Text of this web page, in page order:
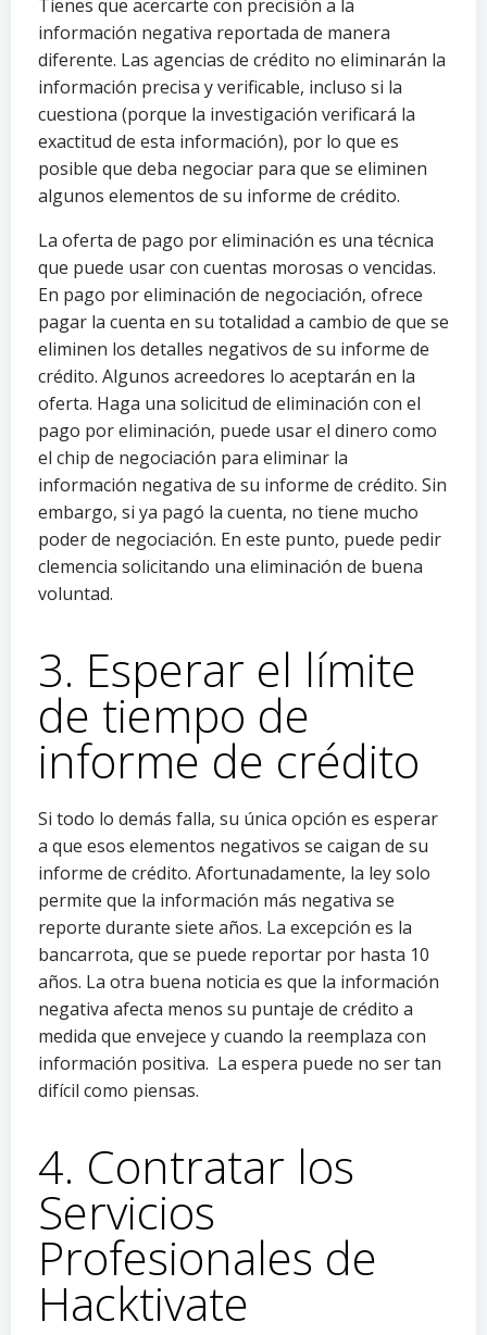
Tienes que acercarte con precisión a la
información negativa reportada de manera
diferente. Las agencias de crédito no eliminarán la
información precisa y verificable, incluso si la
cuestiona (porque la investigación verificará la
exactitud de esta información), por lo que es
posible que deba negociar para que se eliminen
algunos elementos de su informe de crédito.
La oferta de pago por eliminación es una técnica
que puede usar con cuentas morosas o vencidas.
En pago por eliminación de negociación, ofrece
pagar la cuenta en su totalidad a cambio de que se
eliminen los detalles negativos de su informe de
crédito. Algunos acreedores lo aceptarán en la
oferta. Haga una solicitud de eliminación con el
pago por eliminación, puede usar el dinero como
el chip de negociación para eliminar la
información negativa de su informe de crédito. Sin
embargo, si ya pagó la cuenta, no tiene mucho
poder de negociación. En este punto, puede pedir
clemencia solicitando una eliminación de buena
voluntad.
3. Esperar el límite
de tiempo de
informe de crédito
Si todo lo demás falla, su única opción es esperar
a que esos elementos negativos se caigan de su
informe de crédito. Afortunadamente, la ley solo
permite que la información más negativa se
reporte durante siete años. La excepción es la
bancarrota, que se puede reportar por hasta 10
años. La otra buena noticia es que la información
negativa afecta menos su puntaje de crédito a
medida que envejece y cuando la reemplaza con
información positiva. La espera puede no ser tan
difícil como piensas.
4. Contratar los
Servicios
Profesionales de
Hacktivate